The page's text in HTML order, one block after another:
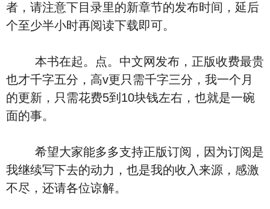
者，请注意下目录里的新章节的发布时间，延后
个至少半小时再阅读下载即可。
本书在起。点。中文网发布，正版收费最贵
也才千字五分，高v更只需千字三分，我一个月
的更新，只需花费5到10块钱左右，也就是一碗
面的事。
希望大家能多多支持正版订阅，因为订阅是
我继续写下去的动力，也是我的收入来源，感激
不尽，还请各位谅解。